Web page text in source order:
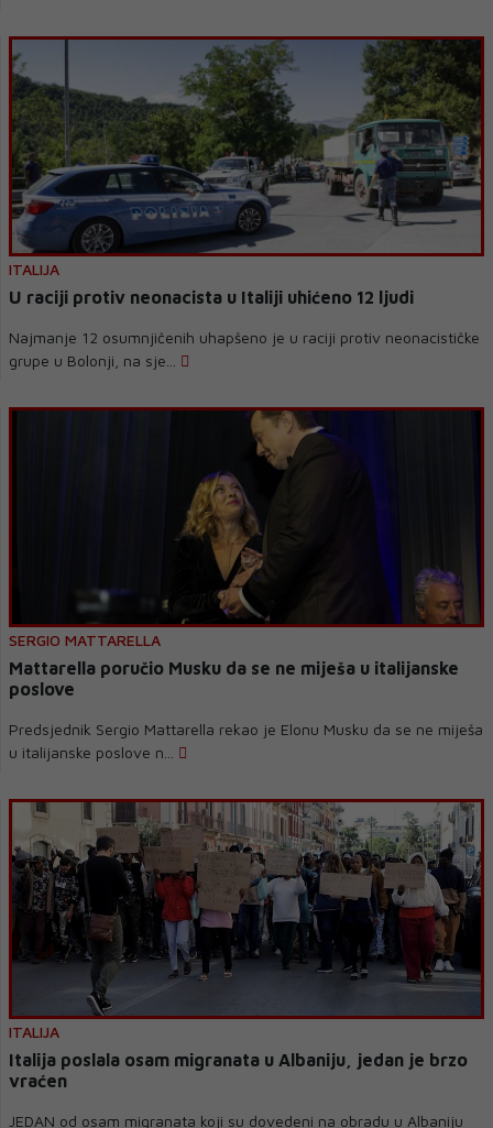
ITALIJA
U raciji protiv neonacista u Italiji uhićeno 12 ljudi
Najmanje 12 osumnjičenih uhapšeno je u raciji protiv neonacističke
grupe u Bolonji, na sje...
SERGIO MATTARELLA
Mattarella poručio Musku da se ne miješa u italijanske
poslove
Predsjednik Sergio Mattarella rekao je Elonu Musku da se ne miješa
u italijanske poslove n...
ITALIJA
Italija poslala osam migranata u Albaniju, jedan je brzo
vraćen
JEDAN od osam migranata koji su dovedeni na obradu u Albaniju